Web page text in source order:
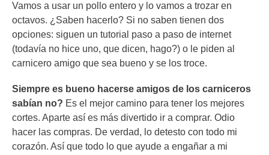
Vamos a usar un pollo entero y lo vamos a trozar en
octavos. ¿Saben hacerlo? Si no saben tienen dos
opciones: siguen un tutorial paso a paso de internet
(todavía no hice uno, que dicen, hago?) o le piden al
carnicero amigo que sea bueno y se los troce.
Siempre es bueno hacerse amigos de los carniceros
sabían no? Es el mejor camino para tener los mejores
cortes. Aparte así es más divertido ir a comprar. Odio
hacer las compras. De verdad, lo detesto con todo mi
corazón. Así que todo lo que ayude a engañar a mi